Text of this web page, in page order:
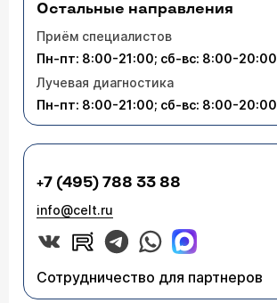
Остальные направления
Приём специалистов
Пн-пт: 8:00-21:00; сб-вс: 8:00-20:00
Лучевая диагностика
Пн-пт: 8:00-21:00; сб-вс: 8:00-20:00
+7 (495) 788 33 88
info@celt.ru
Сотрудничество для партнеров